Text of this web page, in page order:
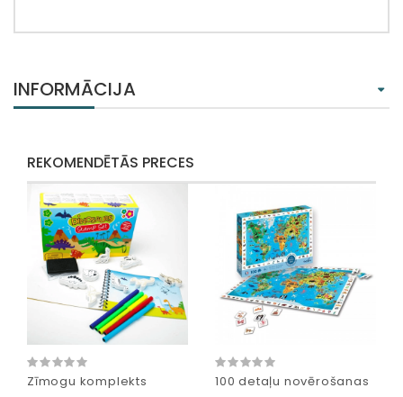
INFORMĀCIJA
REKOMENDĒTĀS PRECES
Zīmogu komplekts
100 detaļu novērošanas